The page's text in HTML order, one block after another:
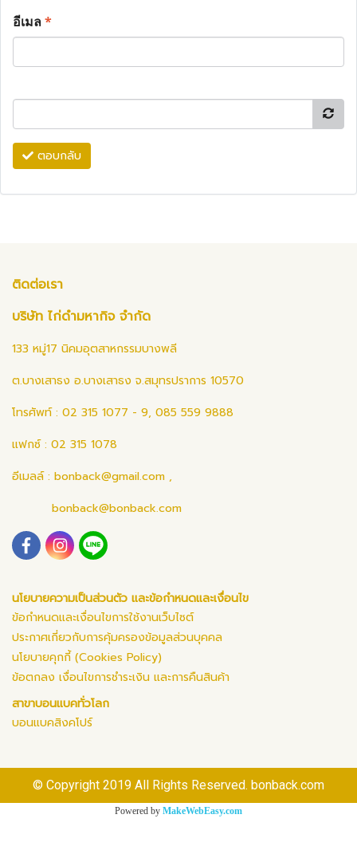
อีเมล*
ตอบกลับ
ติดต่อเรา
บริษัท ไก่ดำมหากิจ จำกัด
133 หมู่17 นิคมอุตสาหกรรมบางพลี
ต.บางเสาธง อ.บางเสาธง จ.สมุทรปราการ 10570
โทรศัพท์ : 02 315 1077 - 9, 085 559 9888
แฟกซ์ : 02 315 1078
อีเมลล์ : bonback@gmail.com ,
bonback@bonback.com
นโยบายความเป็นส่วนตัว และข้อกำหนดและเงื่อนไข
ข้อกำหนดและเงื่อนไขการใช้งานเว็บไซต์
ประกาศเกี่ยวกับการคุ้มครองข้อมูลส่วนบุคคล
นโยบายคุกกี้ (Cookies Policy)
ข้อตกลง เงื่อนไขการชำระเงิน และการคืนสินค้า
สาขาบอนแบคทั่วโลก
บอนแบคสิงคโปร์
© Copyright 2019 All Rights Reserved. bonback.com
Powered by MakeWebEasy.com